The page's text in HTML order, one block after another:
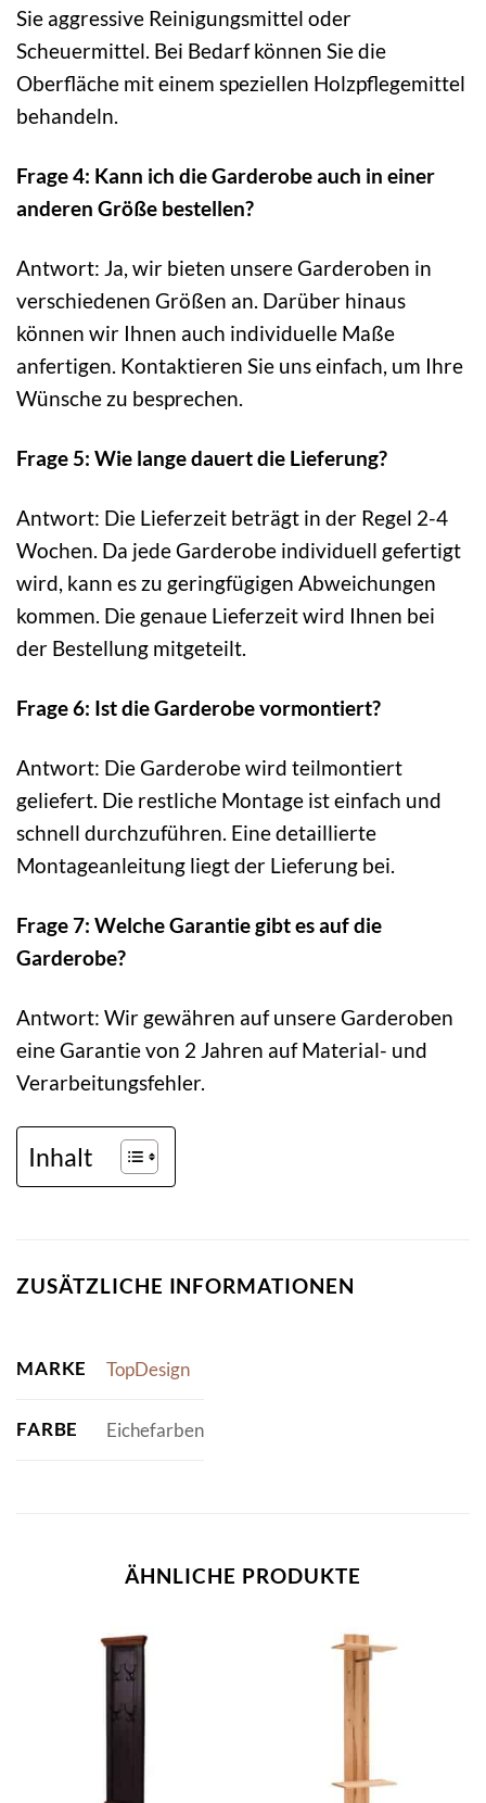
Sie aggressive Reinigungsmittel oder
Scheuermittel. Bei Bedarf können Sie die
Oberfläche mit einem speziellen Holzpflegemittel
behandeln.
Frage 4: Kann ich die Garderobe auch in einer
anderen Größe bestellen?
Antwort: Ja, wir bieten unsere Garderoben in
verschiedenen Größen an. Darüber hinaus
können wir Ihnen auch individuelle Maße
anfertigen. Kontaktieren Sie uns einfach, um Ihre
Wünsche zu besprechen.
Frage 5: Wie lange dauert die Lieferung?
Antwort: Die Lieferzeit beträgt in der Regel 2-4
Wochen. Da jede Garderobe individuell gefertigt
wird, kann es zu geringfügigen Abweichungen
kommen. Die genaue Lieferzeit wird Ihnen bei
der Bestellung mitgeteilt.
Frage 6: Ist die Garderobe vormontiert?
Antwort: Die Garderobe wird teilmontiert
geliefert. Die restliche Montage ist einfach und
schnell durchzuführen. Eine detaillierte
Montageanleitung liegt der Lieferung bei.
Frage 7: Welche Garantie gibt es auf die
Garderobe?
Antwort: Wir gewähren auf unsere Garderoben
eine Garantie von 2 Jahren auf Material- und
Verarbeitungsfehler.
Inhalt
ZUSÄTZLICHE INFORMATIONEN
MARKE TopDesign
FARBE Eichefarben
ÄHNLICHE PRODUKTE